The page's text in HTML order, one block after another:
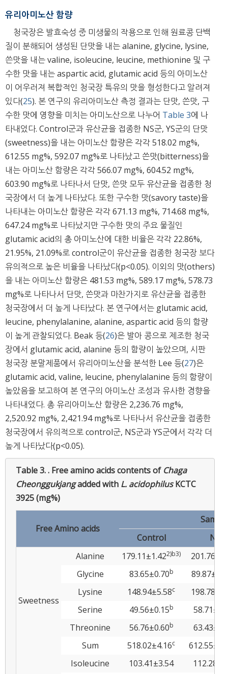
유리아미노산 함량
청국장은 발효숙성 중 미생물의 작용으로 인해 원료콩 단백
질이 분해되어 생성된 단맛을 내는 alanine, glycine, lysine,
쓴맛을 내는 valine, isoleucine, leucine, methionine 및 구
수한 맛을 내는 aspartic acid, glutamic acid 등의 아미노산
이 어우러져 복합적인 청국장 특유의 맛을 형성한다고 알려져
있다(25). 본 연구의 유리아미노산 측정 결과는 단맛, 쓴맛, 구
수한 맛에 영향을 미치는 아미노산으로 나누어 Table 3에 나
타내었다. Control군과 유산균을 접종한 NS군, YS군의 단맛
(sweetness)을 내는 아미노산 함량은 각각 518.02 mg%,
612.55 mg%, 592.07 mg%로 나타났고 쓴맛(bitterness)을
내는 아미노산 함량은 각각 566.07 mg%, 604.52 mg%,
603.90 mg%로 나타나서 단맛, 쓴맛 모두 유산균을 접종한 청
국장에서 더 높게 나타났다. 또한 구수한 맛(savory taste)을
나타내는 아미노산 함량은 각각 671.13 mg%, 714.68 mg%,
647.24 mg%로 나타났지만 구수한 맛의 주요 물질인
glutamic acid의 총 아미노산에 대한 비율은 각각 22.86%,
21.95%, 21.09%로 control군이 유산균을 접종한 청국장 보다
유의적으로 높은 비율을 나타났다(p<0.05). 이외의 맛(others)
을 내는 아미노산 함량은 481.53 mg%, 589.17 mg%, 578.73
mg%로 나타나서 단맛, 쓴맛과 마찬가지로 유산균을 접종한
청국장에서 더 높게 나타났다. 본 연구에서는 glutamic acid,
leucine, phenylalanine, alanine, aspartic acid 등의 함량
이 높게 관찰되었다. Beak 등(26)은 발아 콩으로 제조한 청국
장에서 glutamic acid, alanine 등의 함량이 높았으며, 시판
청국장 분말제품에서 유리아미노산을 분석한 Lee 등(27)은
glutamic acid, valine, leucine, phenylalanine 등의 함량이
높았음을 보고하여 본 연구의 아미노산 조성과 유사한 경향을
나타내었다. 총 유리아미노산 함량은 2,236.76 mg%,
2,520.92 mg%, 2,421.94 mg%로 나타나서 유산균을 접종한
청국장에서 유의적으로 control군, NS군과 YS군에서 각각 더
높게 나타났다(p<0.05).
Table 3. . Free amino acids contents of Chaga
Cheonggukjangadded with L. acidophilusKCTC
3925 (mg%)
Free Amino acids
Control
NS
Sweetness
Alanine 179.11±1.422)b3)
Glycine
83.65±0.70b
Lysine
148.94±5.58c
Serine
49.56±0.15b
Threonine
56.76±0.60b
Sum
518.02±4.16c
Isoleucine 103.41±3.54